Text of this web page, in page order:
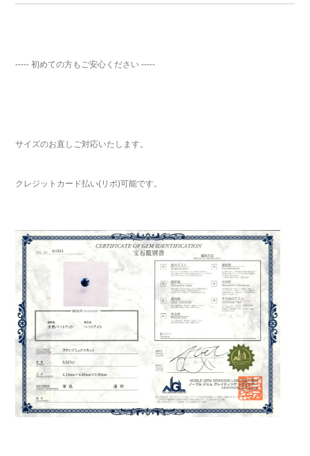
----- 初めての方もご安心ください -----
サイズのお直しご対応いたします。
クレジットカード払い(リボ)可能です。